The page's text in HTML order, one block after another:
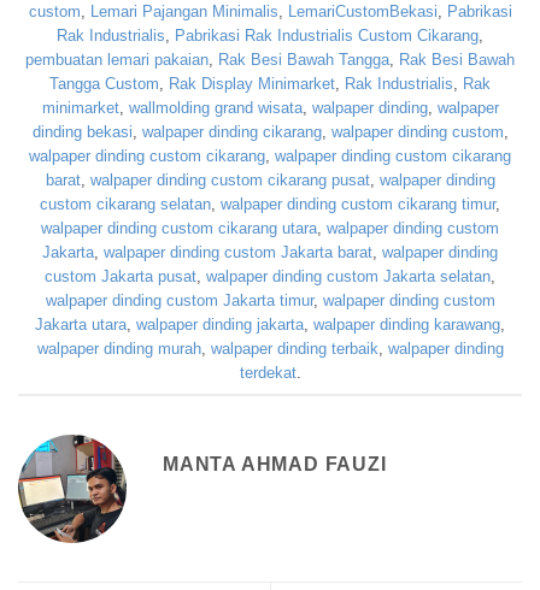
custom
Lemari Pajangan Minimalis LemariCustomBekasi
Pabrikasi
Rak Industrialis
Pabrikasi Rak Industrialis Custom Cikarang
pembuatan lemari pakaian Rak Besi Bawah Tangga Rak Besi Bawah
Tangga Custom
Rak Display Minimarket Rak Industrialis
Rak
minimarket, wallmolding grand wisata, walpaper dinding, walpaper
dinding bekasi walpaper dinding cikarang, walpaper dinding custom
walpaper dinding custom cikarang walpaper dinding custom cikarang
barat, walpaper dinding custom cikarang pusat, walpaper dinding
custom cikarang selatan walpaper dinding custom cikarang timur,
walpaper dinding custom cikarang utara walpaper dinding custom
Jakarta walpaper dinding custom Jakarta barat walpaper dinding
custom Jakarta pusat walpaper dinding custom Jakarta selatan
walpaper dinding custom Jakarta timur, walpaper dinding custom
Jakarta utara walpaper dinding jakarta walpaper dinding karawang
walpaper dinding murah, walpaper dinding terbaik walpaper dinding
terdekat.
MANTA AHMAD FAUZI